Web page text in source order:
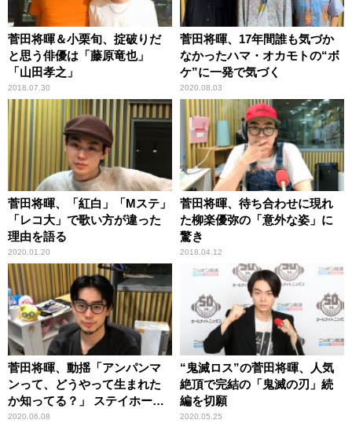
菅田将暉＆小栗旬、掟破りだ
と思う俳優は「藤原竜也」
「山田孝之」
2018.07.30
菅田将暉、17年間誰も気づか
なかったハマ・オカモトの“ボ
ケ”に一発で気づく
2020.08.03
菅田将暉、「紅白」「Mステ」
「レコ大」で歌い方が違った
理由を語る
2020.01.20
菅田将暉、待ち合わせに現れ
た柳楽優弥の「意外な姿」に
驚き
2018.04.12
菅田将暉、動揺「アンパンマ
ンって、どうやって生まれた
か知ってる？」 ステイホーム
中に偶然見たアニメに衝撃
2020.06.08
“鬼滅ロス”の菅田将暉、人気
絶頂で完結の「鬼滅の刃」続
編を切願
2020.05.25